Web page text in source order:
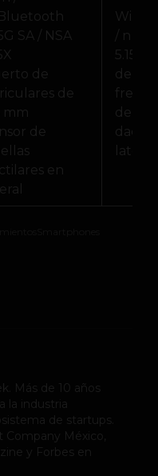
SA / NSA
de
de
mm
de
en
Wi-Fi
/ n /
5.15G
de
de
lateral
. Más de 10 años
la industria
de startups.
Company México,
y Forbes en